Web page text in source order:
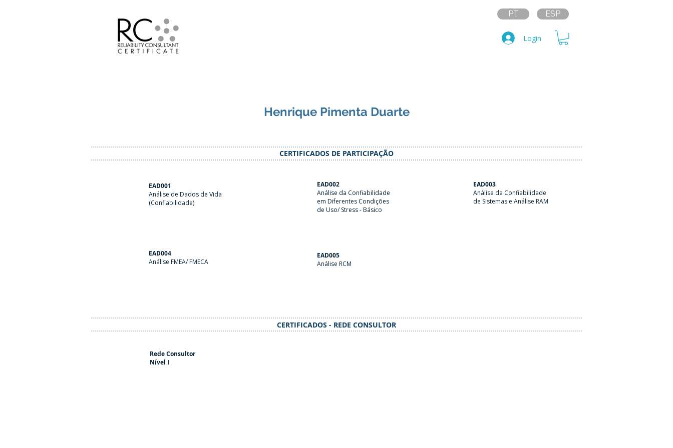
PT ESP
Login
Henrique Pimenta Duarte
CERTIFICADOS DE PARTICIPAÇÃO
EAD001
Análise de Dados de Vida
(Confiabilidade)
EAD004
Análise FMEA/ FMECA
EAD002
Análise da Confiabilidade
em Diferentes Condições
de Uso/ Stress - Básico
EAD003
Análise da Confiabilidade
de Sistemas e Análise RAM
EAD005
Análise RCM
CERTIFICADOS - REDE CONSULTOR
Rede Consultor
Nível I